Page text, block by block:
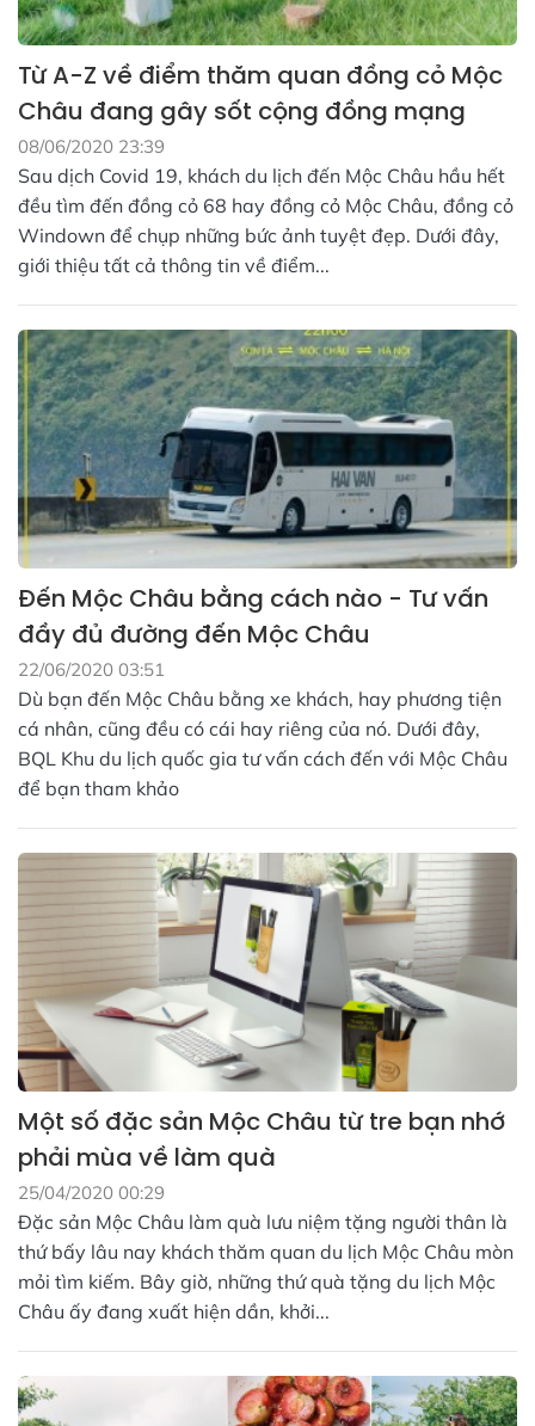
Từ A-Z về điểm thăm quan đồng cỏ Mộc
Châu đang gây sốt cộng đồng mạng
08/06/2020 23:39
Sau dịch Covid 19, khách du lịch đến Mộc Châu hầu hết
đều tìm đến đồng cỏ 68 hay đồng cỏ Mộc Châu, đồng cỏ
Windown để chụp những bức ảnh tuyệt đẹp. Dưới đây,
giới thiệu tất cả thông tin về điểm...
Đến Mộc Châu bằng cách nào - Tư vấn
đầy đủ đường đến Mộc Châu
22/06/2020 03:51
Dù bạn đến Mộc Châu bằng xe khách, hay phương tiện
cá nhân, cũng đều có cái hay riêng của nó. Dưới đây,
BQL Khu du lịch quốc gia tư vấn cách đến với Mộc Châu
để bạn tham khảo
Một số đặc sản Mộc Châu từ tre bạn nhớ
phải mùa về làm quà
25/04/2020 00:29
Đặc sản Mộc Châu làm quà lưu niệm tặng người thân là
thứ bấy lâu nay khách thăm quan du lịch Mộc Châu mòn
mỏi tìm kiếm. Bây giờ, những thứ quà tặng du lịch Mộc
Châu ấy đang xuất hiện dần, khởi...